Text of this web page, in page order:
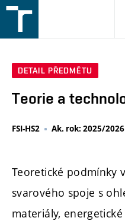
v
DETAIL PŘEDMĚTU
Teorie a
FSI-HS2 Ak. rok: 2025/2026
Teoretické podmínky
svarového spoje s
materiály,